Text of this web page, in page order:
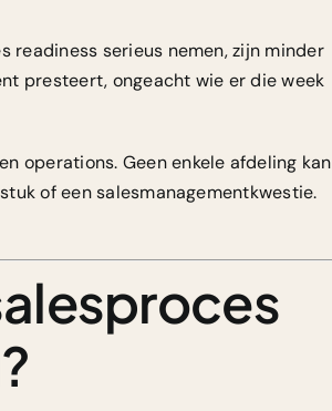
readiness serieus nemen, zijn minder
presteert, ongeacht wie er die week
operations. Geen enkele afdeling kan
of een salesmanagementkwestie.